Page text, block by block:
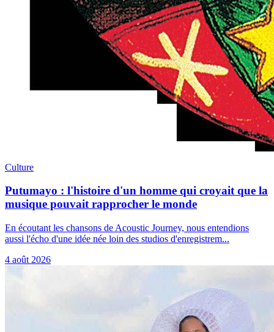
Culture
Putumayo : l'histoire d'un homme qui croyait que la
musique pouvait rapprocher le monde
En écoutant les chansons de Acoustic Journey, nous entendions
aussi l'écho d'une idée née loin des studios d'enregistrem...
4 août 2026